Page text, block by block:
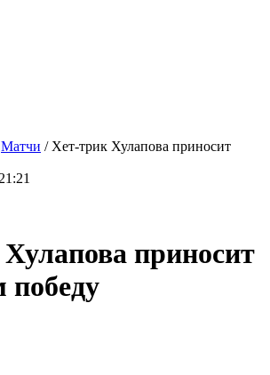
Матчи / Хет-трик Хулапова приносит
приносит
победу